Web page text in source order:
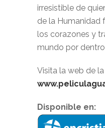
irresistible de
de la Humanidad
los corazones y
mundo por
Visita la web de
Disponible en: